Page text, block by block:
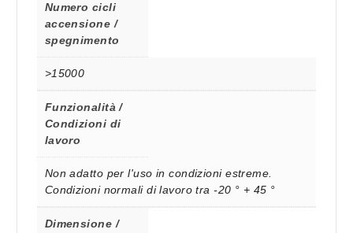
Numero cicli
accensione /
spegnimento
>15000
Funzionalità /
Condizioni di
lavoro
Non adatto per l'uso in condizioni estreme.
Condizioni normali di lavoro tra -20 ° + 45 °
Dimensione /